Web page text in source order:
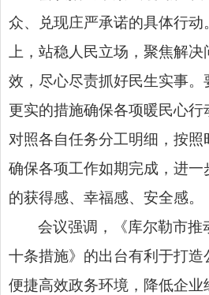
众、兑现庄严承诺的具体行动
上，站稳人民立场，聚焦解决
效，尽心尽责抓好民生实事。
更实的措施确保各项暖民心
对照各自任务分工明细，按照
确保各项工作如期完成，进一
的获得感、幸福感、安全感。
会议强调，《库尔勒市推
十条措施》的出台有利于打造
便捷高效政务环境，降低企业